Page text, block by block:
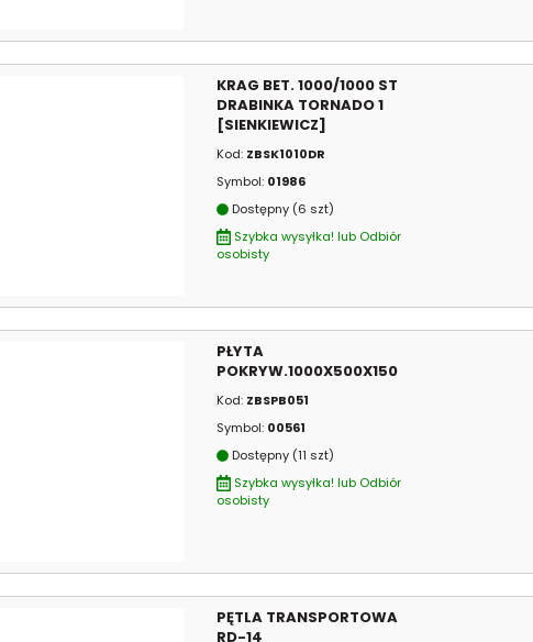
KRAG BET. 1000/1000 ST
DRABINKA TORNADO 1
[SIENKIEWICZ]
Kod: ZBSK1010DR
Symbol: 01986
Dostępny (6 szt)
Szybka wysyłka! lub Odbiór
osobisty
PŁYTA
POKRYW.1000X500X150
Kod: ZBSPB051
Symbol: 00561
Dostępny (11 szt)
Szybka wysyłka! lub Odbiór
osobisty
PĘTLA TRANSPORTOWA
RD-14